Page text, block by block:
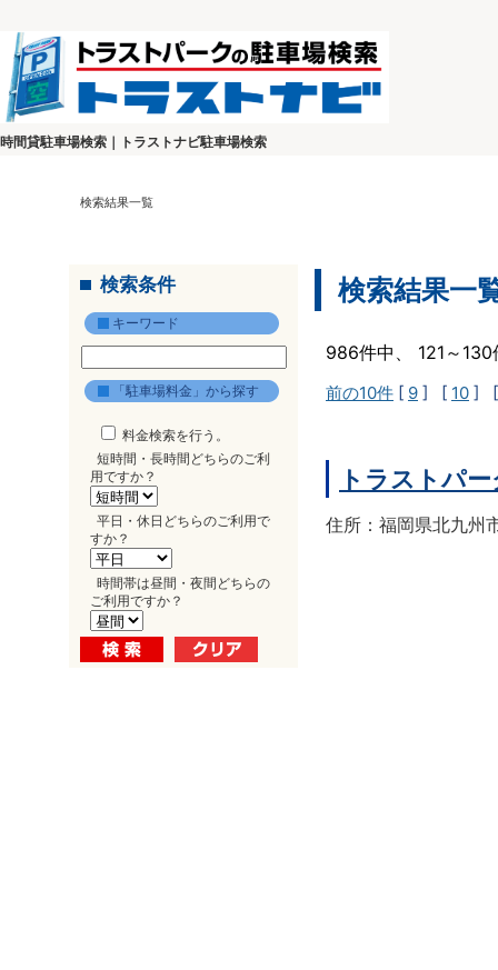
時間貸駐車場検索｜トラストナビ駐車場検索
検索結果一覧
検索条件
キーワード
「駐車場料金」から探す
料金検索を行う。
短時間・長時間どちらのご利
用ですか？
平日・休日どちらのご利用で
すか？
時間帯は昼間・夜間どちらの
ご利用ですか？
検索結果一
986件中、 121～
前の10件 [ 9 ] [ 10 ]
トラストパ
住所：福岡県北九州